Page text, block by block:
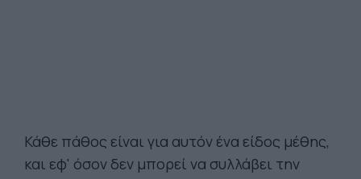
Κάθε πάθος είναι για αυτόν ένα είδος μέθης,
και εφ' όσον δεν μπορεί να συλλάβει την